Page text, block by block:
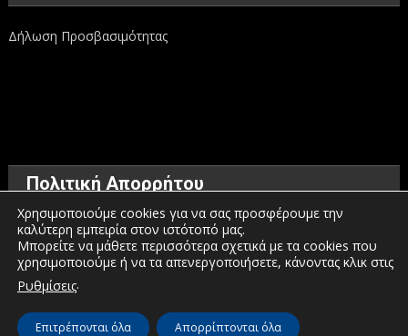
Δήλωση Προσβασιμότητας
Πολιτική Απορρήτου
Όροι χρήσης
Πολιτική προστασίας προσωπικών δεδομένων
Πολιτική για τα Cookies
Χρησιμοποιούμε cookies για να σας προσφέρουμε την
καλύτερη εμπειρία στον ιστότοπό μας.
Μπορείτε να μάθετε περισσότερα σχετικά με τα cookies που
χρησιμοποιούμε ή να τα απενεργοποιήσετε, κάνοντας κλικ στις
Ρυθμίσεις.
Επιτρέπονται όλα Απορρίπτονται όλα